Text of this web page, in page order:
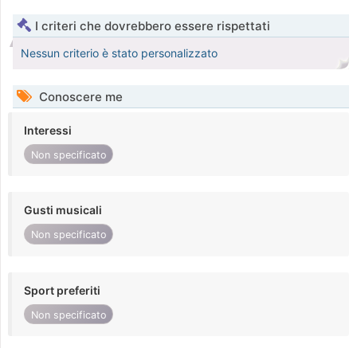
I criteri che dovrebbero essere rispettati
Nessun criterio è stato personalizzato
Conoscere me
Interessi
Non specificato
Gusti musicali
Non specificato
Sport preferiti
Non specificato